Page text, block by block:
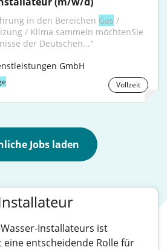
in den Bereichen Gas
/ Klima sammeln möchtenSie
der Deutschen..."
GmbH
Vollzeit
Jobs laden
Installateurs ist
entscheidende Rolle für